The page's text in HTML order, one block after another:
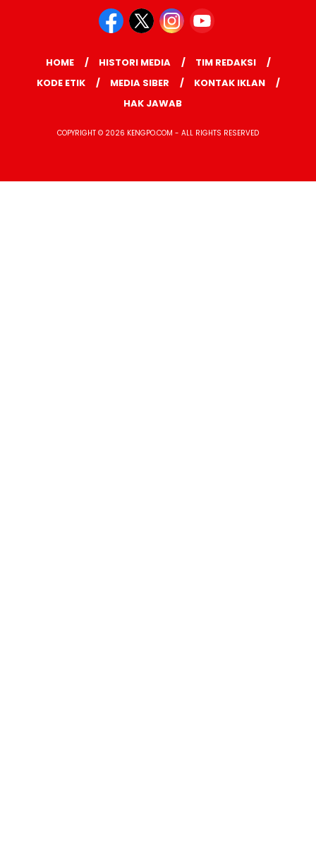
HOME HISTORI MEDIA
TIM REDAKSI
KODE ETIK
MEDIA SIBER
KONTAK IKLAN
HAK JAWAB
COPYRIGHT © 2026 KENGPO.COM - ALL RIGHTS RESERVED